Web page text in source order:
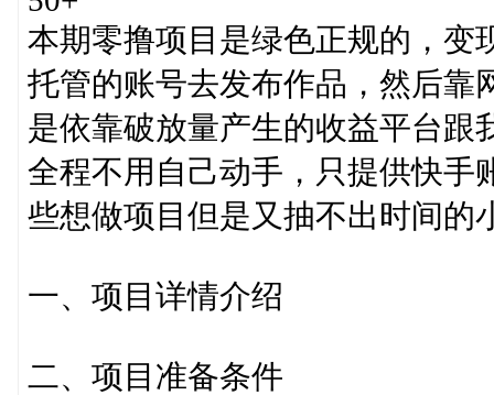
本期零撸项目是绿色正规的，变
托管的账号去发布作品，然后靠
是依靠破放量产生的收益平台跟
全程不用自己动手，只提供快手
些想做项目但是又抽不出时间的
一、项目详情介绍
二、项目准备条件